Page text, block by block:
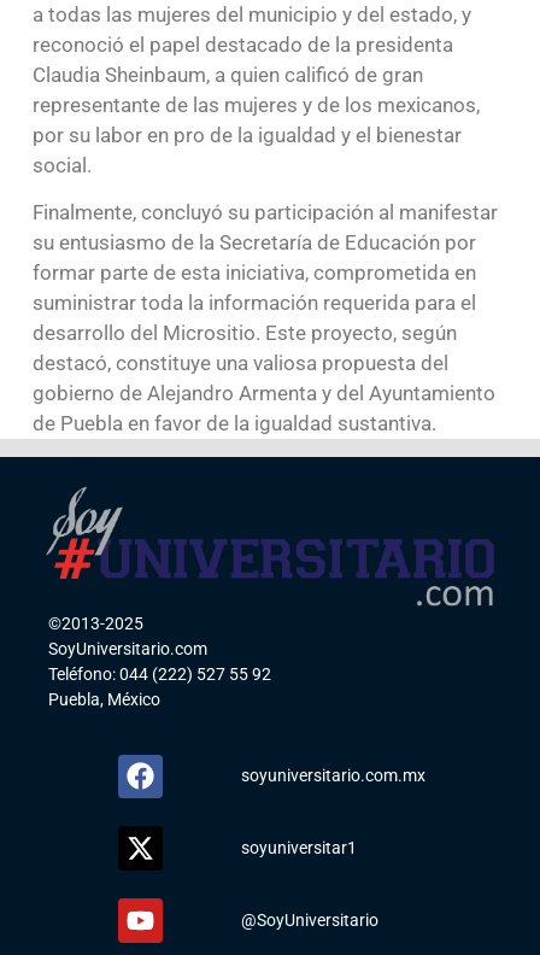
a todas las mujeres del municipio y del estado, y
reconoció el papel destacado de la presidenta
Claudia Sheinbaum, a quien calificó de gran
representante de las mujeres y de los mexicanos,
por su labor en pro de la igualdad y el bienestar
social.
Finalmente, concluyó su participación al manifestar
su entusiasmo de la Secretaría de Educación por
formar parte de esta iniciativa, comprometida en
suministrar toda la información requerida para el
desarrollo del Micrositio. Este proyecto, según
destacó, constituye una valiosa propuesta del
gobierno de Alejandro Armenta y del Ayuntamiento
de Puebla en favor de la igualdad sustantiva.
©2013-2025
SoyUniversitario.com
Teléfono: 044 (222) 527 55 92
Puebla, México
soyuniversitario.com.mx
soyuniversitar1
@SoyUniversitario